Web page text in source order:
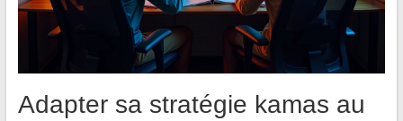
Adapter sa stratégie kamas au